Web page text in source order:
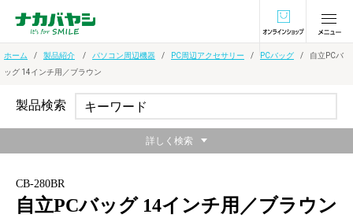
オンラインショ
ホーム 製品紹介 パソコン周辺機器 PC周辺アクセサリー PCバッグ
自立PCバ
ッグ 14インチ用／ブラウン
CB-280BR
自立PCバッグ 14インチ用／ブラウン
製品検索
詳しく検索